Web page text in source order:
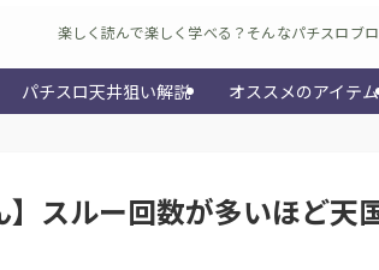
楽しく読んで楽しく学べる？そんなパチスロブ
パチスロ天井狙い解説 オススメのアイテム
スルー回数が多いほど天